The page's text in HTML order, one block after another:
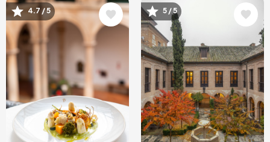
Image
4.7 / 5 Image
5 / 5